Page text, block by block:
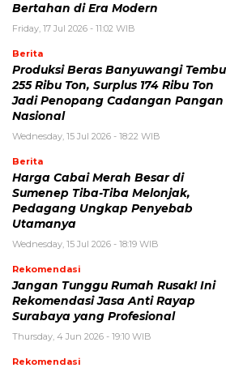
Bertahan di Era Modern
Friday, 17 Jul 2026 - 11:02 WIB
Berita
Produksi Beras Banyuwangi
255 Ribu Ton, Surplus 174 Ribu Ton
Jadi Penopang Cadangan Pangan
Nasional
Wednesday, 15 Jul 2026 - 18:22 WIB
Berita
Harga Cabai Merah Besar di
Sumenep Tiba-Tiba Melonjak,
Pedagang Ungkap Penyebab
Utamanya
Wednesday, 15 Jul 2026 - 18:19 WIB
Rekomendasi
Jangan Tunggu Rumah Rusak! Ini
Rekomendasi Jasa Anti Rayap
Surabaya yang Profesional
Thursday, 4 Jun 2026 - 19:10 WIB
Rekomendasi